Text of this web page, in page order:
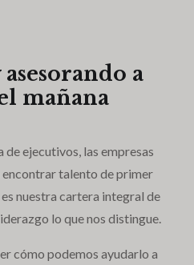
a
mañana
ejecutivos, las empresas
talento de primer
nuestra cartera integral de
lo que nos distingue.
cómo podemos ayudarlo a